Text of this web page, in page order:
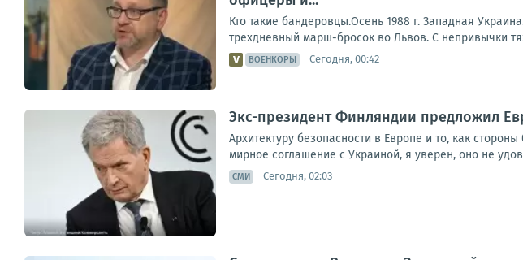
Кто такие бандеровцы.Осень 1988 г. Западная
трехдневный марш-бросок во Львов. С непривычки
ВОЕНКОРЫ Сегодня, 00:42
Экс-президент Финляндии предложил
Архитектуру безопасности в Европе и то, как
мирное соглашение с Украиной, я уверен, оно не
СМИ Сегодня, 02:03